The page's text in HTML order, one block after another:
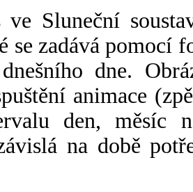
ve Sluneční
se zadává pomocí
dne.
animace
den, měsíc
na době